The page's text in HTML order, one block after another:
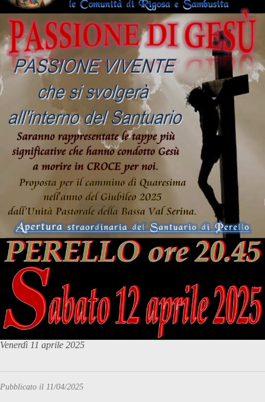
Venerdì 11 aprile 2025
Pubblicato il 11/04/2025